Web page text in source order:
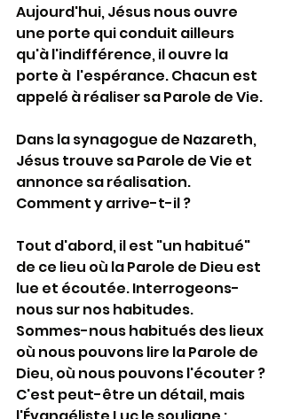
Aujourd'hui, Jésus nous ouvre
une porte qui conduit ailleurs
qu'à l'indifférence, il ouvre la
porte à  l'espérance. Chacun est
appelé à réaliser sa Parole de Vie.
Dans la synagogue de Nazareth,
Jésus trouve sa Parole de Vie et
annonce sa réalisation.
Comment y arrive-t-il ?
Tout d'abord, il est "un habitué"
de ce lieu où la Parole de Dieu est
lue et écoutée. Interrogeons-
nous sur nos habitudes.
Sommes-nous habitués des lieux
où nous pouvons lire la Parole de
Dieu, où nous pouvons l'écouter ?
C'est peut-être un détail, mais